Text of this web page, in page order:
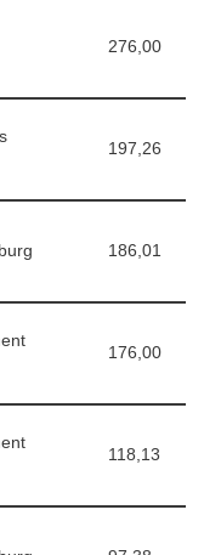
276,00
197,26
186,01
176,00
118,13